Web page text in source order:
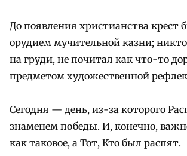
До появления христианства
орудием мучительной казни; никто
на груди, не почитал как что-то
предметом художественной
Сегодня — день, из-за которого
знаменем победы. И, конечно,
как таковое, а Тот, Кто был распят.